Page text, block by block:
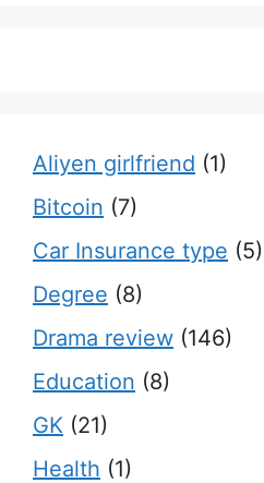
Aliyen girlfriend (1)
Bitcoin (7)
Car Insurance type (5)
Degree (8)
Drama review (146)
Education (8)
GK (21)
Health (1)